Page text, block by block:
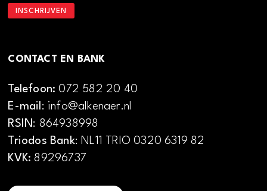
CONTACT EN BANK
Telefoon:072 582 20 40
E-mail : info@alkenaer.nl
RSIN : 864938998
Triodos Bank: NL11 TRIO 0320 6319 82
KVK: 89296737